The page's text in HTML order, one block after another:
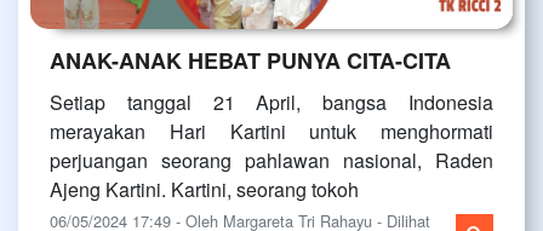
ANAK-ANAK HEBAT PUNYA CITA-CITA
Setiap tanggal 21 April, bangsa Indonesia
merayakan Hari Kartini untuk menghormati
perjuangan seorang pahlawan nasional, Raden
Ajeng Kartini. Kartini, seorang tokoh
06/05/2024 17:49 - Oleh Margareta Tri Rahayu - Dilihat